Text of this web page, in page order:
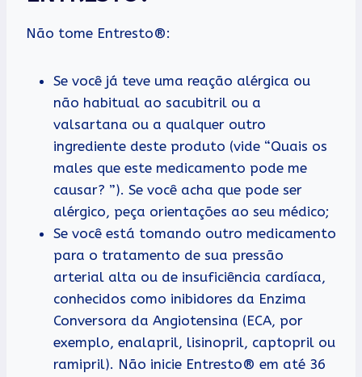
Não tome Entresto®:
Se você já teve uma reação alérgica ou
não habitual ao sacubitril ou a
valsartana ou a qualquer outro
ingrediente deste produto (vide “Quais os
males que este medicamento pode me
causar? ”). Se você acha que pode ser
alérgico, peça orientações ao seu médico;
Se você está tomando outro medicamento
para o tratamento de sua pressão
arterial alta ou de insuficiência cardíaca,
conhecidos como inibidores da Enzima
Conversora da Angiotensina (ECA, por
exemplo, enalapril, lisinopril, captopril ou
ramipril). Não inicie Entresto® em até 36